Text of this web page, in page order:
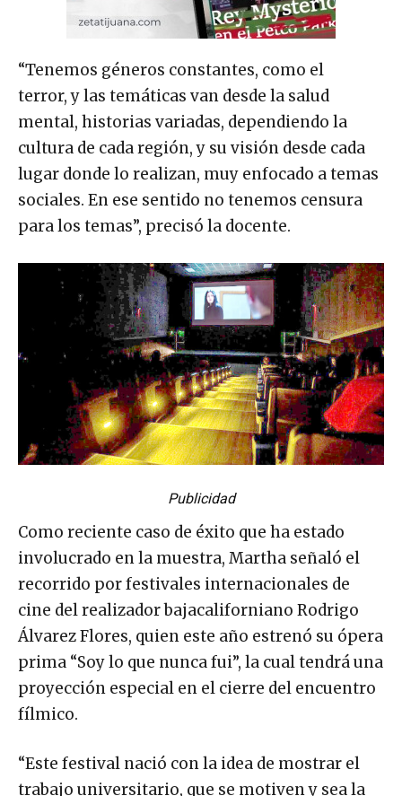
“Tenemos géneros constantes, como el
terror, y las temáticas van desde la salud
mental, historias variadas, dependiendo la
cultura de cada región, y su visión desde cada
lugar donde lo realizan, muy enfocado a temas
sociales. En ese sentido no tenemos censura
para los temas”, precisó la docente.
Publicidad
Como reciente caso de éxito que ha estado
involucrado en la muestra, Martha señaló el
recorrido por festivales internacionales de
cine del realizador bajacaliforniano Rodrigo
Álvarez Flores, quien este año estrenó su ópera
prima “Soy lo que nunca fui”, la cual tendrá una
proyección especial en el cierre del encuentro
fílmico.
“Este festival nació con la idea de mostrar el
trabajo universitario, que se motiven y sea la